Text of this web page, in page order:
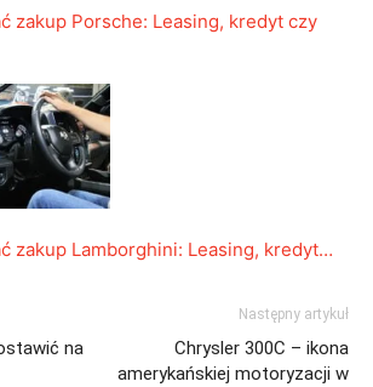
zakup Porsche: Leasing, kredyt czy
zakup Lamborghini: Leasing, kredyt…
na
Następny artykuł
Chrysler 300C – ikona
amerykańskiej motoryzacji w